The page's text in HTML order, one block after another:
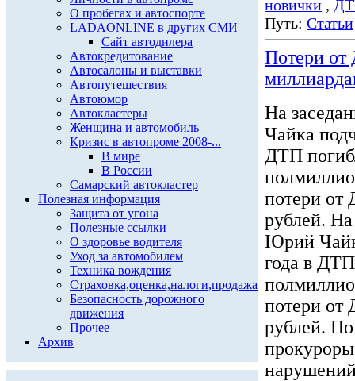
О пробегах и автоспорте
LADAONLINE в других СМИ
Сайт автодилера
Автокредитование
Автосалоны и выставки
Автопутешествия
Автоюмор
Автокластеры
Женщина и автомобиль
Кризис в автопроме 2008-...
В мире
В России
Самарский автокластер
Полезная информация
Защита от угона
Полезные ссылки
О здоровье водителя
Уход за автомобилем
Техника вождения
Страховка,оценка,налоги,продажа
Безопасность дорожного
движения
Прочее
Архив
новички ,
Путь: Статьи
Потери от
На
Чайка
ДТП
потери от
рублей. На
Юрий
года в
потери от
рублей.